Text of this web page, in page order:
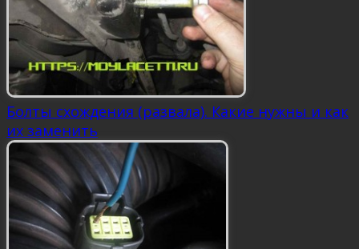
Болты схождения (развала). Какие нужны и как
их заменить